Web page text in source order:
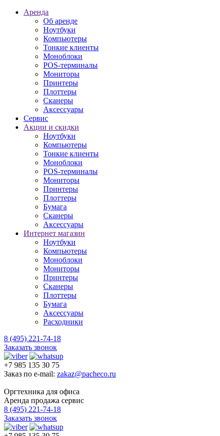
Аренда
Об аренде
Ноутбуки
Компьютеры
Тонкие клиенты
Моноблоки
POS-терминалы
Мониторы
Принтеры
Плоттеры
Сканеры
Аксессуары
Сервис
Акции и скидки
Ноутбуки
Компьютеры
Тонкие клиенты
Моноблоки
POS-терминалы
Мониторы
Принтеры
Плоттеры
Бумага
Сканеры
Аксессуары
Интернет магазин
Ноутбуки
Компьютеры
Моноблоки
Мониторы
Принтеры
Сканеры
Плоттеры
Бумага
Аксессуары
Расходники
8 (495) 221-74-18
Заказать звонок
+7 985 135 30 75
Заказ по e-mail: zakaz@pacheco.ru
Оргтехника для офиса
Аренда продажа сервис
8 (495) 221-74-18
Заказать звонок